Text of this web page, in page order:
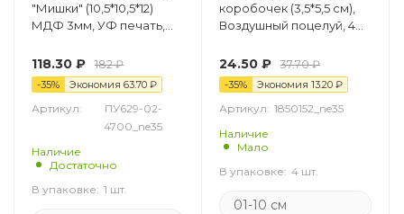
"Мишки" (10,5*10,5*12)
МДФ 3мм, УФ печать,
пастель, 1 шт.
118.30 ₽ 182₽
-35% Экономия 63.70 ₽
Артикул:
ПУ629-02-
4700_ne35
Наличие
Достаточно
В упаковке: 1 шт.
коробочек (3,5*5,5 см),
Воздушный поцелуй, 4
24.50 ₽ 37.70₽
-35% Экономия 13.20 ₽
Артикул: 1850152_ne35
Наличие
Мало
В упаковке: 4 шт.
01-10 см